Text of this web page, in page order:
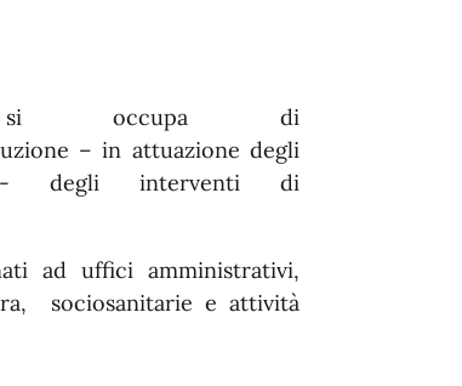
si occupa di
– in attuazione degli
- degli interventi di
ad uffici amministrativi,
sociosanitarie e attività